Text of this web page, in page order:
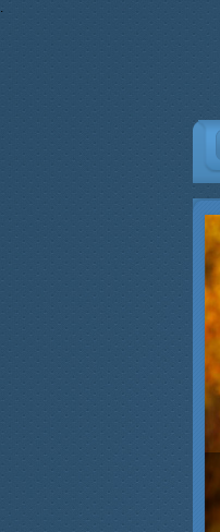
.